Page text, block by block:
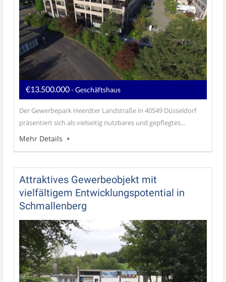
€13.500.000- Geschäftshaus
Der Gewerbepark Heerdter Landstraße in 40549 Düsseldorf
präsentiert sich als vielseitig nutzbares und gepflegtes...
Mehr Details
Attraktives Gewerbeobjekt mit
vielfältigem Entwicklungspotential in
Schmallenberg